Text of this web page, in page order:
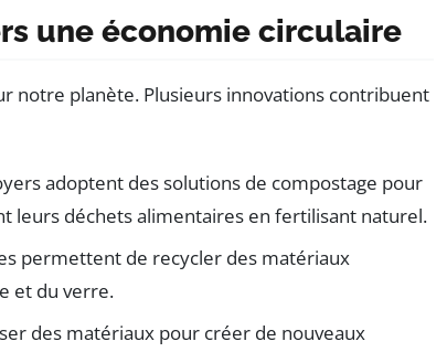
une économie circulaire
notre planète. Plusieurs innovations contribuent
adoptent des solutions de compostage pour
leurs déchets alimentaires en fertilisant naturel.
permettent de recycler des matériaux
et du verre.
des matériaux pour créer de nouveaux